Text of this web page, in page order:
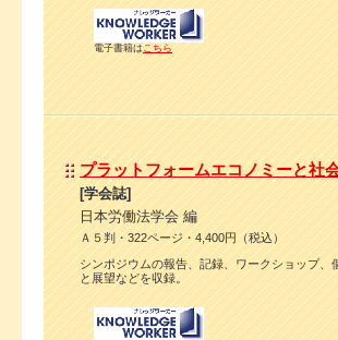
電子書籍はこちら
プラットフォームエコノミーと社
[学会誌]
日本労働法学会 編
Ａ５判・322ページ・4,400円（税込）
シンポジウムの報告、記録、ワークショップ、
と展望などを収録。